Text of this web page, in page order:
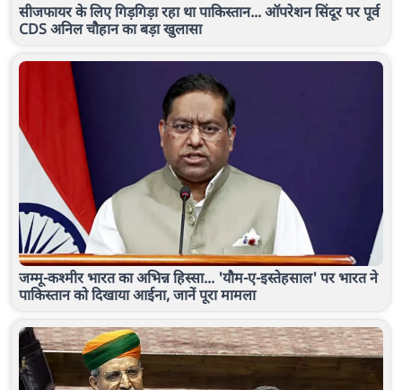
सीजफायर के लिए गिड़गिड़ा रहा था पाकिस्तान... ऑपरेशन सिंदूर पर पूर्व
CDS अनिल चौहान का बड़ा खुलासा
जम्मू-कश्मीर भारत का अभिन्न हिस्सा... 'यौम-ए-इस्तेहसाल' पर भारत ने
पाकिस्तान को दिखाया आईना, जानें पूरा मामला